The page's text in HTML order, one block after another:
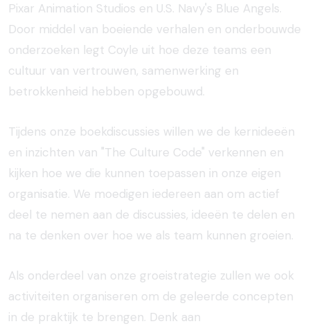
Pixar Animation Studios en U.S. Navy's Blue Angels.
Door middel van boeiende verhalen en onderbouwde
onderzoeken legt Coyle uit hoe deze teams een
cultuur van vertrouwen, samenwerking en
betrokkenheid hebben opgebouwd.
Tijdens onze boekdiscussies willen we de kernideeën
en inzichten van "The Culture Code" verkennen en
kijken hoe we die kunnen toepassen in onze eigen
organisatie. We moedigen iedereen aan om actief
deel te nemen aan de discussies, ideeën te delen en
na te denken over hoe we als team kunnen groeien.
Als onderdeel van onze groeistrategie zullen we ook
activiteiten organiseren om de geleerde concepten
in de praktijk te brengen. Denk aan